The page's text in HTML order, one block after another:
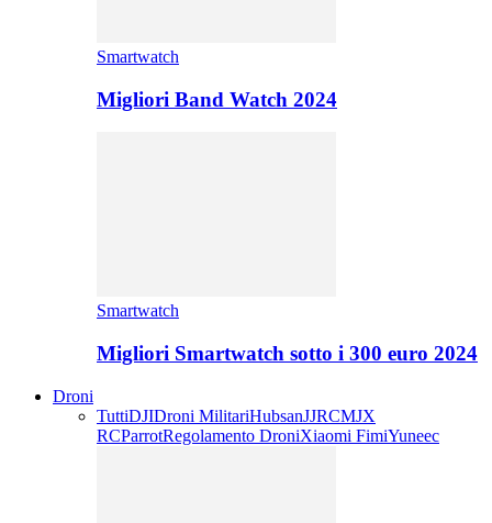
Smartwatch
Migliori Band Watch 2024
Smartwatch
Migliori Smartwatch sotto i 300 euro 2024
Droni
TuttiDJIDroni MilitariHubsanJJRCMJX
RCParrotRegolamento DroniXiaomi FimiYuneec